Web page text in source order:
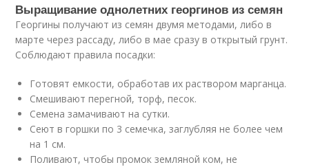
Выращивание однолетних георгинов из семян
Георгины получают из семян двумя методами, либо в
марте через рассаду, либо в мае сразу в открытый грунт.
Соблюдают правила посадки:
Готовят емкости, обработав их раствором марганца.
Смешивают перегной, торф, песок.
Семена замачивают на сутки.
Сеют в горшки по 3 семечка, заглубляя не более чем
на 1 см.
Поливают, чтобы промок земляной ком, не